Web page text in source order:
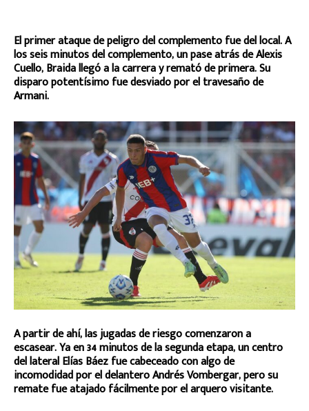
El primer ataque de peligro del complemento fue del local. A
los seis minutos del complemento, un pase atrás de Alexis
Cuello, Braida llegó a la carrera y remató de primera. Su
disparo potentísimo fue desviado por el travesaño de
Armani.
A partir de ahí, las jugadas de riesgo comenzaron a
escasear. Ya en 34 minutos de la segunda etapa, un centro
del lateral Elías Báez fue cabeceado con algo de
incomodidad por el delantero Andrés Vombergar, pero su
remate fue atajado fácilmente por el arquero visitante.